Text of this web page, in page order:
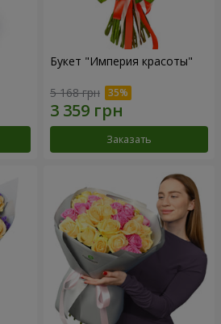
Букет "Империя красоты"
5 168 грн
Заказать